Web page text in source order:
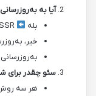
آیا به
بله
خیر،
سئو چقدر برای